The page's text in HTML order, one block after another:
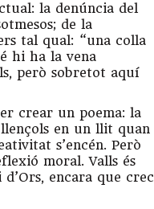
la denúncia del
de la
tal qual: “una colla
hi ha la vena
però sobretot aquí
crear un poema: la
llençols en un llit quan
s’encén. Però
moral. Valls és
encara que crec